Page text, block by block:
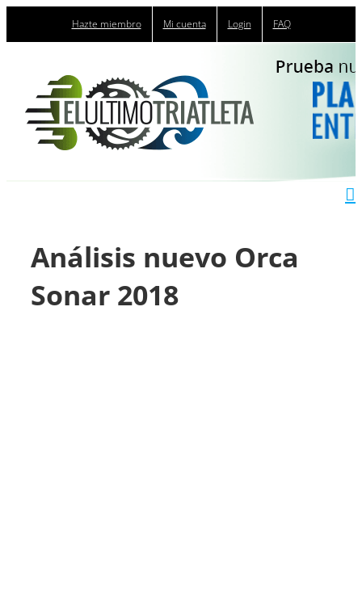
Hazte miembro Mi cuenta Login FAQ
Análisis nuevo Orca
Sonar 2018